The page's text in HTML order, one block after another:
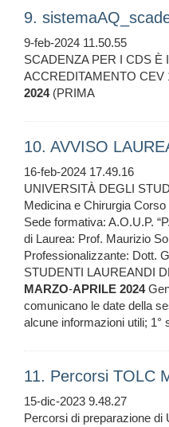
9.
9-feb-2024 11.50.55
SCADENZA PER I CDS È
ACCREDITAMENTO CEV
2024(PRIMA
10. AVVISO
16-feb-2024 17.49.16
UNIVERSITÀ DEGLI
Medicina e Chirurgia
Sede formativa: A.O.U.P.
di Laurea: Prof. Maurizio
Professionalizzante: Dott.
STUDENTI LAUREANDI
MARZO-APRILE 2024
comunicano le date della
alcune informazioni utili; 1°
11. Percorsi TOLC
15-dic-2023 9.48.27
Percorsi di preparazione